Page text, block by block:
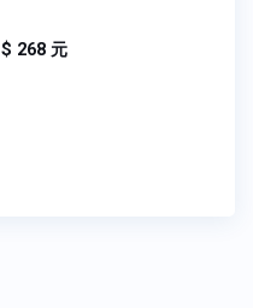
$ 268 元